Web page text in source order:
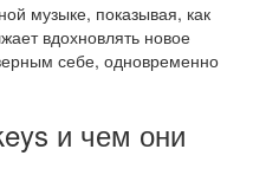
музыке, показывая, как
вдохновлять новое
себе, одновременно
и чем они